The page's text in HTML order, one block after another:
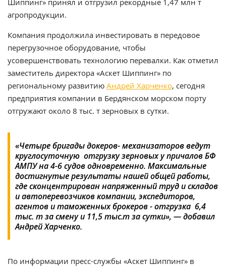
Шиппинг» принял и отгрузил рекордные 1,47 млн т
агропродукции.
Компания продолжила инвестировать в передовое
перегрузочное оборудование, чтобы
усовершенствовать технологию перевалки. Как отметил
заместитель директора «Аскет Шиппинг» по
региональному развитию Андрей Харченко, сегодня
предприятия компании в Бердянском морском порту
отгружают около 8 тыс. т зерновых в сутки.
«Четыре бригады докеров- механизаторов ведут
круглосуточную отгрузку зерновых у причалов БФ
АМПУ на 4-6 судов одновременно. Максимальные
достигнутые результаты нашей общей работы,
где сконцентрирован напряженный труд и складов
и автоперевозчиков компании, экспедиторов,
агентов и таможенных брокеров - отгрузка 6,4
тыс. т за смену и 11,5 тыс.т за сутки», — добавил
Андрей Харченко.
По информации пресс-службы «Аскет Шиппинг» в